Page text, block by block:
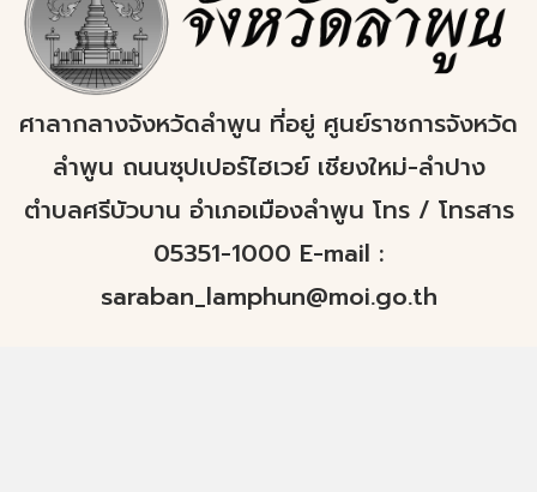
ศาลากลางจังหวัดลำพูน ที่อยู่ ศูนย์ราชการจังหวัด
ลำพูน ถนนซุปเปอร์ไฮเวย์ เชียงใหม่-ลำปาง
ตำบลศรีบัวบาน อำเภอเมืองลำพูน โทร / โทรสาร
05351-1000 E-mail :
saraban_lamphun@moi.go.th